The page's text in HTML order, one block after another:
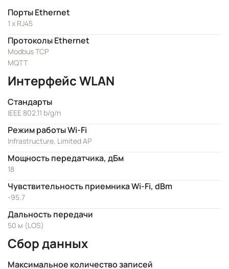
Порты Ethernet
1 x RJ45
Протоколы Ethernet
Modbus TCP
MQTT
Интерфейс WLAN
Стандарты
IEEE 802.11 b/g/n
Режим работы Wi-Fi
Infrastructure, Limited AP
Мощность передатчика, дБм
18
Чувствительность приемника Wi-Fi, dBm
-95.7
Дальность передачи
50 м (LOS)
Сбор данных
Максимальное количество записей